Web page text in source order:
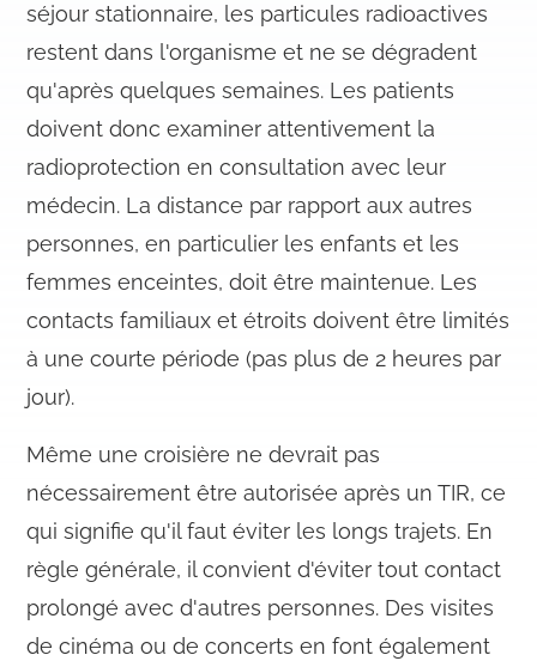
séjour stationnaire, les particules radioactives
restent dans l'organisme et ne se dégradent
qu'après quelques semaines. Les patients
doivent donc examiner attentivement la
radioprotection en consultation avec leur
médecin. La distance par rapport aux autres
personnes, en particulier les enfants et les
femmes enceintes, doit être maintenue. Les
contacts familiaux et étroits doivent être limités
à une courte période (pas plus de 2 heures par
jour).
Même une croisière ne devrait pas
nécessairement être autorisée après un TIR, ce
qui signifie qu'il faut éviter les longs trajets. En
règle générale, il convient d'éviter tout contact
prolongé avec d'autres personnes. Des visites
de cinéma ou de concerts en font également